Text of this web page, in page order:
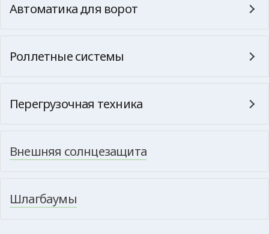
Автоматика для ворот
Роллетные системы
Перегрузочная техника
Внешняя солнцезащита
Шлагбаумы